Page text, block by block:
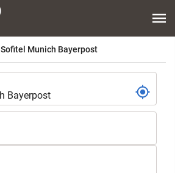
Sofitel Munich Bayerpost